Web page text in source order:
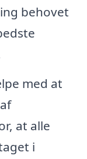
behovet
med at
at alle
i